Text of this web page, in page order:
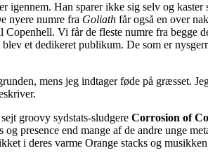
igennem. Han sparer ikke sig selv og
nyere numre fra Goliath får også en over
Copenhell. Vi får de fleste numre fra
blev et dedikeret publikum. De som er
mens jeg indtager føde på græsset.
groovy sydstats-sludgere Corrosion of
og presence end mange af de andre unge
i deres varme Orange stacks og